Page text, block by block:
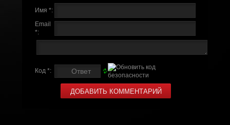
Имя *:
Email
*:
Код *: